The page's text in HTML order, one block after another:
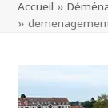
Accueil »
»